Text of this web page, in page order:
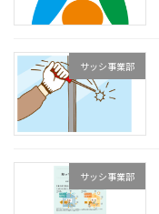
サッシ事業部
サッシ事業部